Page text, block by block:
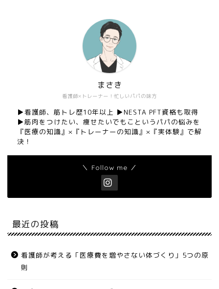
看護師×トレーナー！忙しいパパの味方
まさき
▶︎看護師、筋トレ歴10年以上 ▶︎NESTA PFT資格も取得
▶︎筋肉をつけたい、痩せたいでもこというパパの悩みを
『医療の知識』×『トレーナーの知識』×『実体験』で解
決！
＼ Follow me ／
最近の投稿
看護師が考える「医療費を増やさない体づくり」5つの原
則